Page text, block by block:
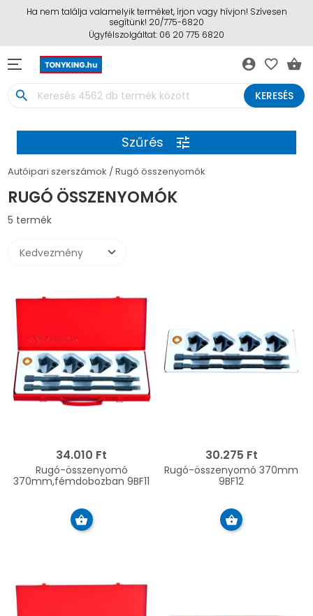
Ha nem találja valamelyik terméket, írjon vagy hívjon! Szívesen
segítünk! 20/775-6820
Ügyfélszolgáltat: 06 20 775 6820
account_circle favorite_border shopping_basket
search KERESÉS
Szűrés tune
Autóipari szerszámok Rugó összenyomók
RUGÓ ÖSSZENYOMÓK
5 termék
34.010 Ft
Rugó-összenyomó
370mm,fémdobozban 9BF11
30.275 Ft
Rugó-összenyomó 370mm
9BF12